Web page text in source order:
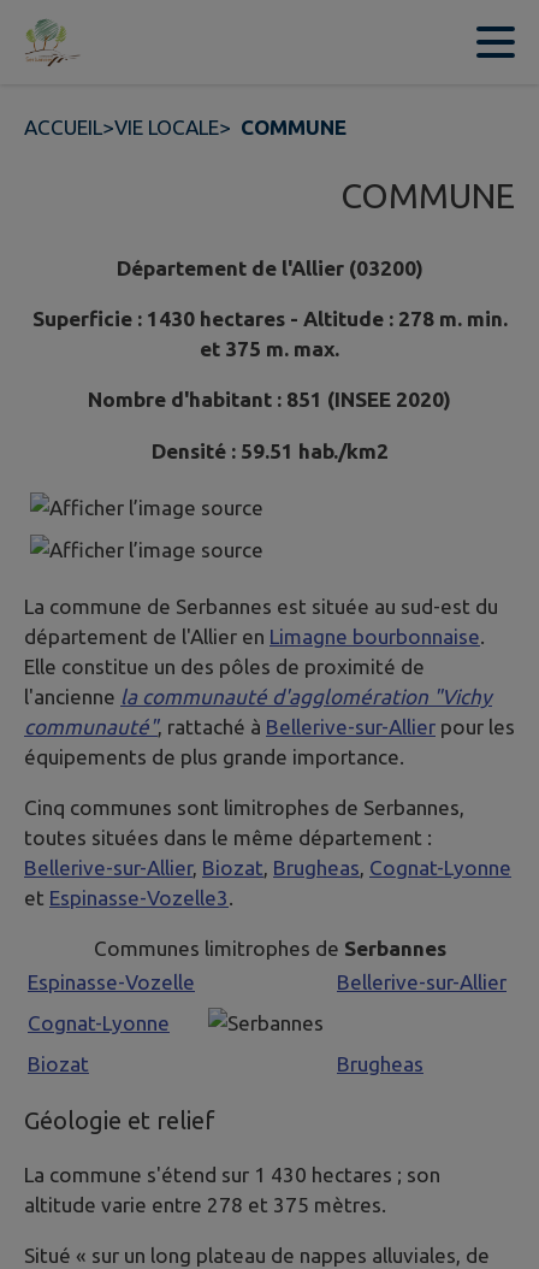
Contenu
ACCUEIL>VIE LOCALE> COMMUNE
COMMUNE
Département de l'Allier (03200)
Superficie : 1430 hectares - Altitude : 278 m. min.
et 375 m. max.
Nombre d'habitant : 851 (INSEE 2020)
Densité : 59.51 hab./km2
La commune de Serbannes est située au sud-est du
département de l'Allier en Limagne bourbonnaise.
Elle constitue un des pôles de proximité de
l'ancienne la communauté d'agglomération "Vichy
communauté", rattaché à Bellerive-sur-Allier pour les
équipements de plus grande importance.
Cinq communes sont limitrophes de Serbannes,
toutes situées dans le même département :
Bellerive-sur-Allier, Biozat, Brugheas, Cognat-Lyonne
et Espinasse-Vozelle3.
Communes limitrophes de Serbannes
Espinasse-Vozelle
Bellerive-sur-Allier
Cognat-Lyonne
Biozat
Brugheas
Géologie et relief
La commune s'étend sur 1 430 hectares ; son
altitude varie entre 278 et 375 mètres.
Situé « sur un long plateau de nappes alluviales, de